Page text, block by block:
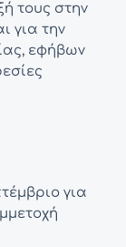
τους στην
για την
εφήβων
για